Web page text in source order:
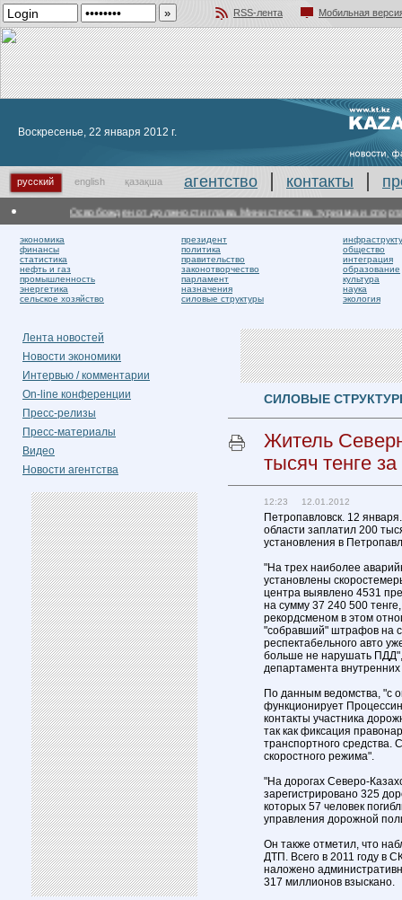
RSS-лента
Мобильная
Воскресенье, 22 января 2012 г.
русский english қазақша агентство контакты
Освобожден от должности глава Министерства туризма и спорта
экономика
финансы
статистика
нефть и газ
промышленность
энергетика
сельское хозяйство
президент
политика
правительство
законотворчество
парламент
назначения
силовые структуры
общество
интеграция
образование
культура
наука
экология
Лента новостей
Новости экономики
Интервью / комментарии
On-line конференции
Пресс-релизы
Пресс-материалы
Видео
Новости агентства
СИЛОВЫЕ
Житель
тысяч тенге
12:23 12.01.2012
Петропавловск. 12
области заплатил 200
установления в
"На трех наиболее
установлены
центра выявлено 4531
на сумму 37 240 500
рекордсменом в этом
"собравший" штрафов на
респектабельного авто
больше не нарушать
департамента
По данным ведомства, "с
функционирует
контакты участника
так как фиксация
транспортного средства.
скоростного режима".
"На дорогах Северо-
зарегистрировано 325
которых 57 человек
управления дорожной
Он также отметил, что
ДТП. Всего в 2011 году в
наложено
317 миллионов взыскано.